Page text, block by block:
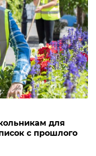
для
с прошлого